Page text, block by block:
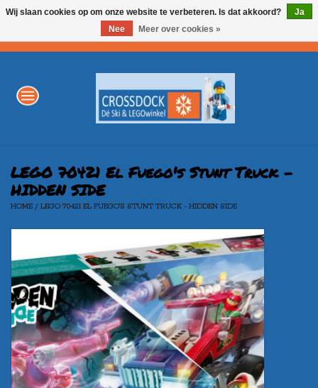
WINTERSPORT
LEGO
Merken
LEGO 70421 El Fuego's Stunt Truck -
HIDDEN SIDE
HOME / LEGO 70421 EL FUEGO'S STUNT TRUCK - HIDDEN SIDE
Wij slaan cookies op om onze website te verbeteren. Is dat akkoord?
Ja
Nee
Meer over cookies »